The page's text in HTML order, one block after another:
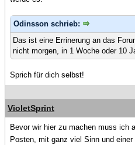
Odinsson schrieb:
Das ist eine Errinerung an das
nicht morgen, in 1 Woche oder 10
Sprich für dich selbst!
VioletSprint
Bevor wir hier zu machen muss ich
Posten, mit ganz viel Sinn und